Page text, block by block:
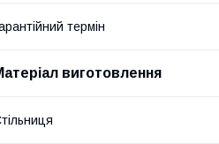
термін
виготовлення